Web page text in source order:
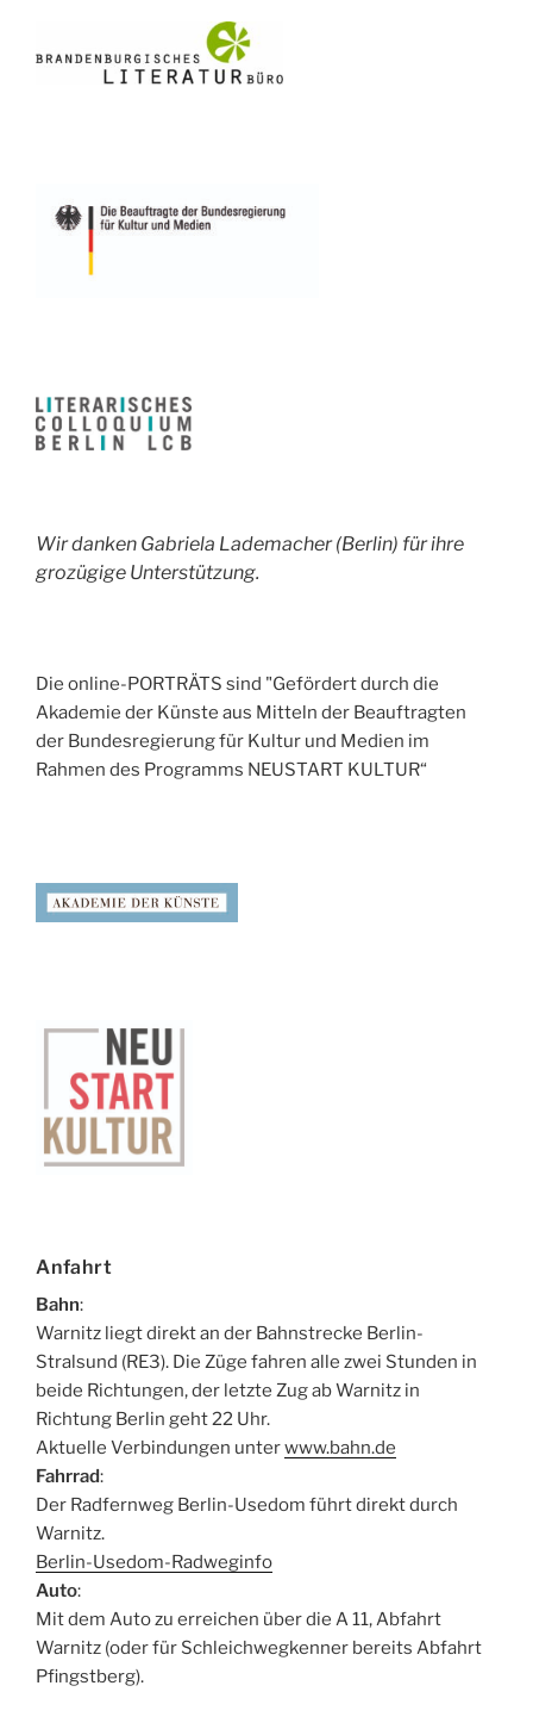
Wir danken Gabriela Lademacher (Berlin) für ihre
grozügige Unterstützung.
Die online-PORTRÄTS sind "Gefördert durch die
Akademie der Künste aus Mitteln der Beauftragten
der Bundesregierung für Kultur und Medien im
Rahmen des Programms NEUSTART KULTUR“
Anfahrt
Bahn:
Warnitz liegt direkt an der Bahnstrecke Berlin-
Stralsund (RE3). Die Züge fahren alle zwei Stunden in
beide Richtungen, der letzte Zug ab Warnitz in
Richtung Berlin geht 22 Uhr.
Aktuelle Verbindungen unterwww.bahn.de
Fahrrad:
Der Radfernweg Berlin-Usedom führt direkt durch
Warnitz.
Berlin-Usedom-Radweginfo
Auto:
Mit dem Auto zu erreichen über die A 11, Abfahrt
Warnitz (oder für Schleichwegkenner bereits Abfahrt
Pfingstberg).